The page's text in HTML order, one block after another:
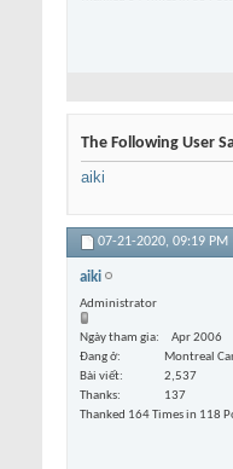
The Following User
aiki
07-21-2020, 09:19 PM
aiki
Administrator
Ngày tham gia
Apr 2006
Đang ở
Montreal
Bài viết
2,537
Thanks
137
Thanked 164 Times in 118